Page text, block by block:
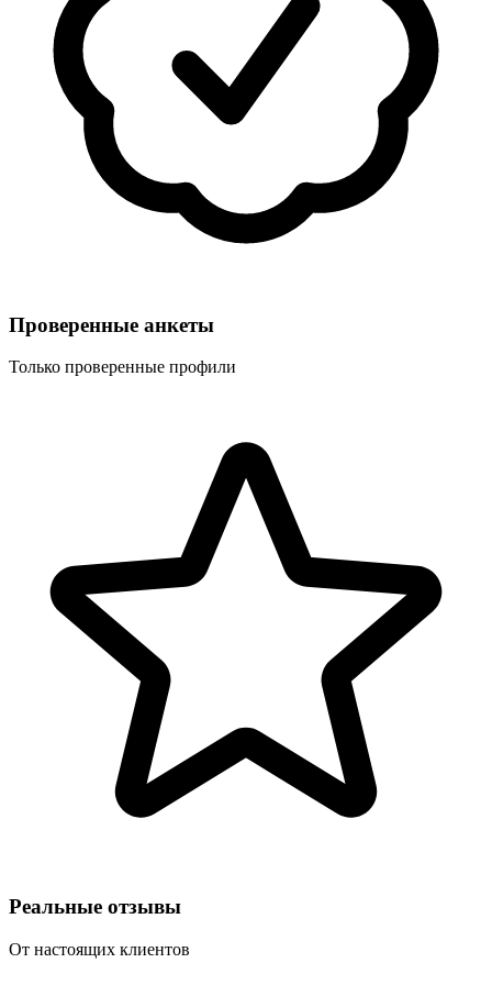
Проверенные анкеты
Только проверенные профили
Реальные отзывы
От настоящих клиентов